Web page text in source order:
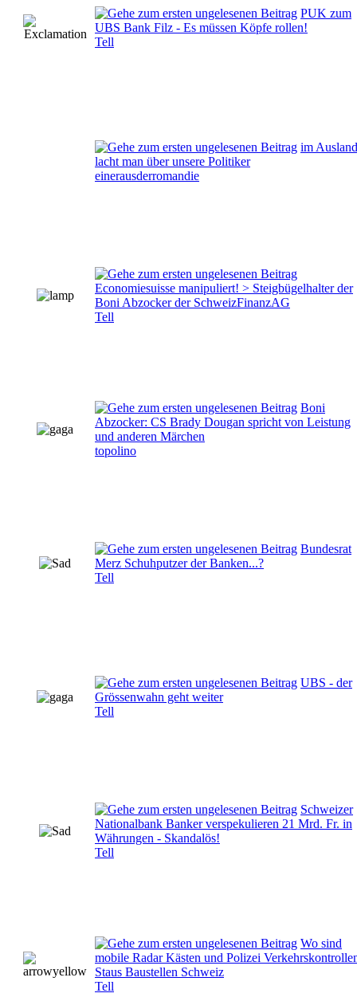
PUK zum
UBS Bank Filz - Es müssen Köpfe rollen!
Tell
im Ausland
lacht man über unsere Politiker
einerausderromandie
Economiesuisse manipuliert! > Steigbügelhalter der
Boni Abzocker der SchweizFinanzAG
Tell
Boni
Abzocker: CS Brady Dougan spricht von Leistung
und anderen Märchen
topolino
Bundesrat
Merz Schuhputzer der Banken...?
Tell
UBS - der
Grössenwahn geht weiter
Tell
Schweizer
Nationalbank Banker verspekulieren 21 Mrd. Fr. in
Währungen - Skandalös!
Tell
Wo sind
mobile Radar Kästen und Polizei
Staus Baustellen Schweiz
Tell